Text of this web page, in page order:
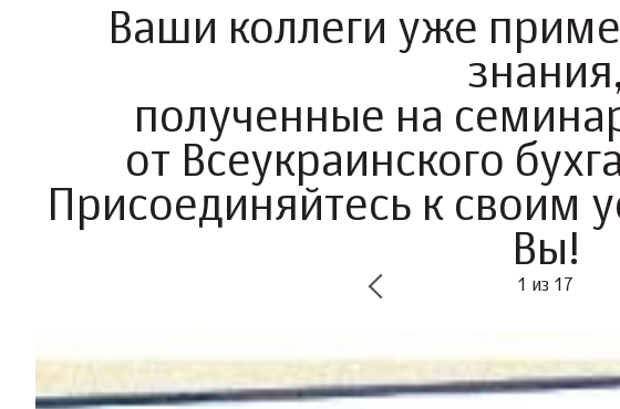
Ваши коллеги уже
знания,
полученные на
от Всеукраинского
Присоединяйтесь к своим
Вы!
1 из 17